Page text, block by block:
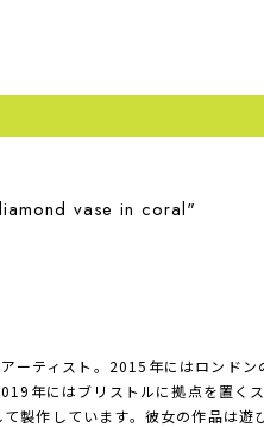
vase in coral"
ーティスト。2015年にはロンドン
年にはブリストルに拠点を置く
製作しています。彼女の作品は遊